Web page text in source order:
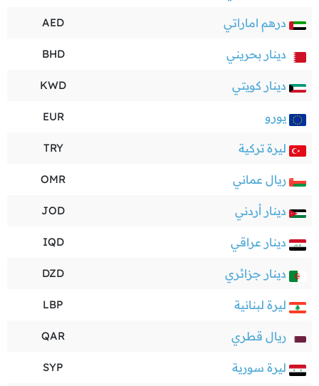
درهم اماراتي AED
دينار بحريني BHD
دينار كويتي KWD
يورو EUR
ليرة تركية TRY
ريال عماني OMR
دينار أردني JOD
دينار عراقي IQD
دينار جزائري DZD
ليرة لبنانية LBP
ريال قطري QAR
ليرة سورية SYP